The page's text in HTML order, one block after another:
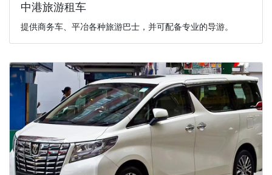
中港旅游租车
提供商务车、平冶各种旅游巴士，并可配备专业的导游。